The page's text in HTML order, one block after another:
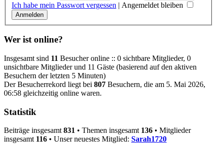
Ich habe mein Passwort vergessen | Angemeldet bleiben
Wer ist online?
Insgesamt sind 11 Besucher online :: 0 sichtbare Mitglieder, 0
unsichtbare Mitglieder und 11 Gäste (basierend auf den aktiven
Besuchern der letzten 5 Minuten)
Der Besucherrekord liegt bei 807 Besuchern, die am 5. Mai 2026,
06:58 gleichzeitig online waren.
Statistik
Beiträge insgesamt 831 • Themen insgesamt 136 • Mitglieder
insgesamt 116 • Unser neuestes Mitglied: Sarah1720